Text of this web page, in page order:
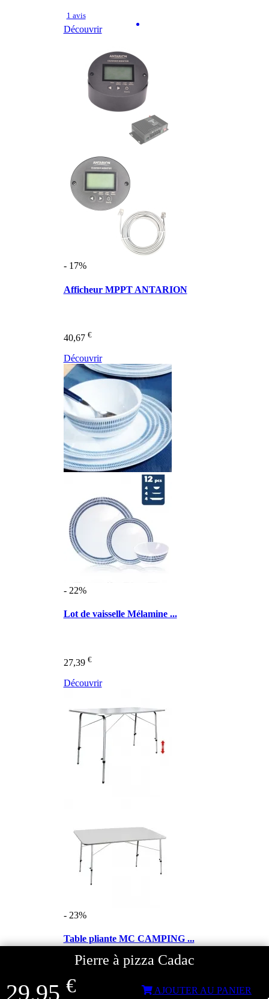
1 avis
Découvrir
- 17%
Afficheur MPPT ANTARION
40,67 €
Découvrir
- 22%
Lot de vaisselle Mélamine ...
27,39 €
Découvrir
- 23%
Table pliante MC CAMPING ...
40,71
Pierre à pizza Cadac
29,95 € AJOUTER AU PANIER